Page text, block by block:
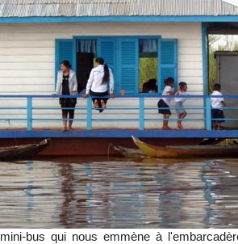
bus qui nous emmène à